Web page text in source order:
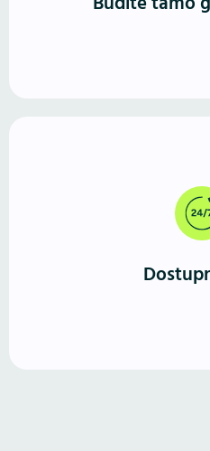
Za razliku od fizičkog
neprekidno. Vašu
koje